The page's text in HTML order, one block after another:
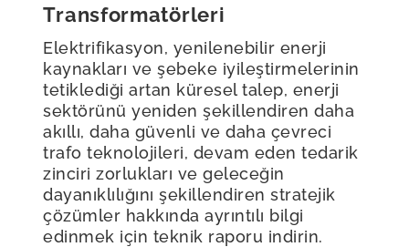
Transformatörleri
Elektrifikasyon, yenilenebilir enerji
kaynakları ve şebeke iyileştirmelerinin
tetiklediği artan küresel talep, enerji
sektörünü yeniden şekillendiren daha
akıllı, daha güvenli ve daha çevreci
trafo teknolojileri, devam eden tedarik
zinciri zorlukları ve geleceğin
dayanıklılığını şekillendiren stratejik
çözümler hakkında ayrıntılı bilgi
edinmek için teknik raporu indirin.